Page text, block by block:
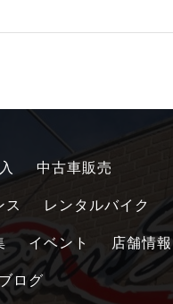
中古車販売
ス レンタルバイク
イベント 店舗情報
ブログ